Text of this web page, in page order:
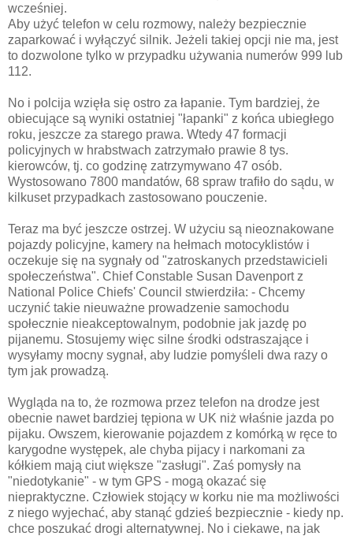
wcześniej.
Aby użyć telefon w celu rozmowy, należy bezpiecznie
zaparkować i wyłączyć silnik. Jeżeli takiej opcji nie ma, jest
to dozwolone tylko w przypadku używania numerów 999 lub
112.
No i polcija wzięła się ostro za łapanie. Tym bardziej, że
obiecujące są wyniki ostatniej "łapanki" z końca ubiegłego
roku, jeszcze za starego prawa. Wtedy 47 formacji
policyjnych w hrabstwach zatrzymało prawie 8 tys.
kierowców, tj. co godzinę zatrzymywano 47 osób.
Wystosowano 7800 mandatów, 68 spraw trafiło do sądu, w
kilkuset przypadkach zastosowano pouczenie.
Teraz ma być jeszcze ostrzej. W użyciu są nieoznakowane
pojazdy policyjne, kamery na hełmach motocyklistów i
oczekuje się na sygnały od "zatroskanych przedstawicieli
społeczeństwa". Chief Constable Susan Davenport z
National Police Chiefs' Council stwierdziła: - Chcemy
uczynić takie nieuważne prowadzenie samochodu
społecznie nieakceptowalnym, podobnie jak jazdę po
pijanemu. Stosujemy więc silne środki odstraszające i
wysyłamy mocny sygnał, aby ludzie pomyśleli dwa razy o
tym jak prowadzą.
Wygląda na to, że rozmowa przez telefon na drodze jest
obecnie nawet bardziej tępiona w UK niż właśnie jazda po
pijaku. Owszem, kierowanie pojazdem z komórką w ręce to
karygodne występek, ale chyba pijacy i narkomani za
kółkiem mają ciut większe "zasługi". Zaś pomysły na
"niedotykanie" - w tym GPS - mogą okazać się
niepraktyczne. Człowiek stojący w korku nie ma możliwości
z niego wyjechać, aby stanąć gdzieś bezpiecznie - kiedy np.
chce poszukać drogi alternatywnej. No i ciekawe, na jak